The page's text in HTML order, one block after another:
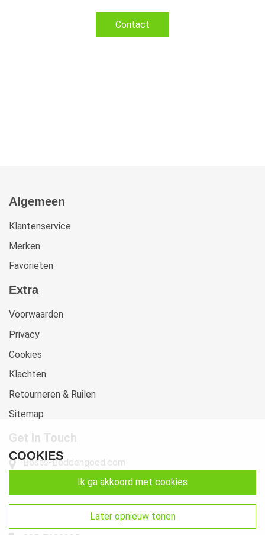
Contact
Algemeen
Klantenservice
Merken
Favorieten
Extra
Voorwaarden
Privacy
Cookies
Klachten
Retourneren & Ruilen
Sitemap
Get In Touch
Beste-Beddengoed.com
Watermunt 10
info@beste-beddengoed.com
COOKIES
ik ga akkoord met cookies
later opnieuw tonen